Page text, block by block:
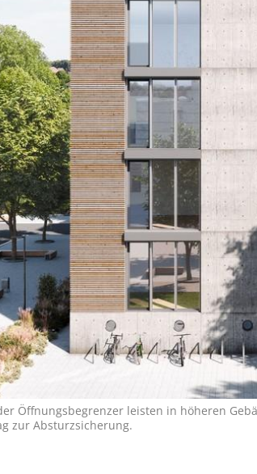
Öffnungsbegrenzer leisten in höheren
zur Absturzsicherung.